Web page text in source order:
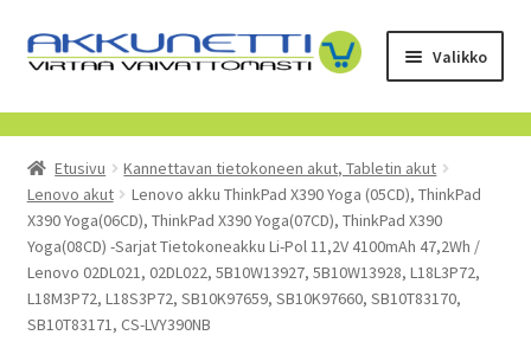
Siirry
navigointiin
Siirry
sisältöön
Valikko
Kauppa
Tietoa meistä
Yrityksille
Toimitusehdot
Etusivu
Kannettavan tietokoneen akut, Tabletin akut
Lenovo akut
Lenovo akku ThinkPad X390 Yoga (05CD), ThinkPad
X390 Yoga(06CD), ThinkPad X390 Yoga(07CD), ThinkPad X390
Yoga(08CD) -Sarjat Tietokoneakku Li-Pol 11,2V 4100mAh 47,2Wh /
Lenovo 02DL021, 02DL022, 5B10W13927, 5B10W13928, L18L3P72,
L18M3P72, L18S3P72, SB10K97659, SB10K97660, SB10T83170,
SB10T83171, CS-LVY390NB